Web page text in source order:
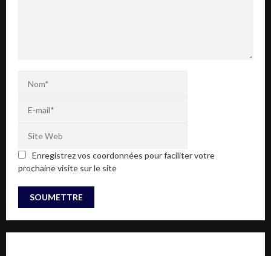
Enregistrez vos coordonnées pour faciliter votre
prochaine visite sur le site